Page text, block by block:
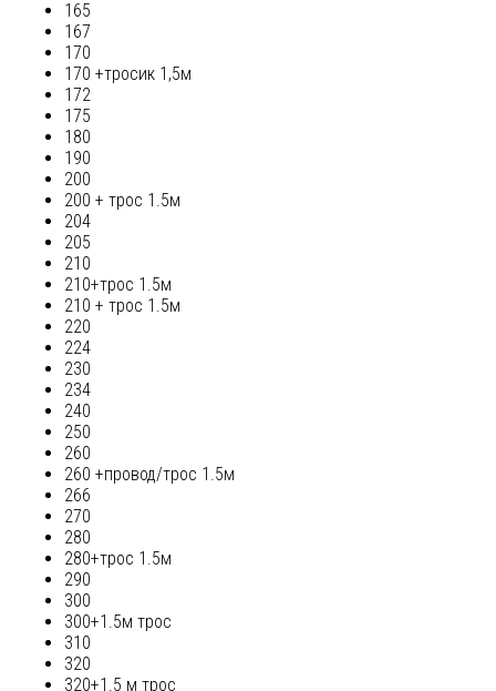
165
167
170
170 +тросик 1,5м
172
175
180
190
200
200 + трос 1.5м
204
205
210
210+трос 1.5м
210 + трос 1.5м
220
224
230
234
240
250
260
260 +провод/трос 1.5м
266
270
280
280+трос 1.5м
290
300
300+1.5м трос
310
320
320+1.5 м трос